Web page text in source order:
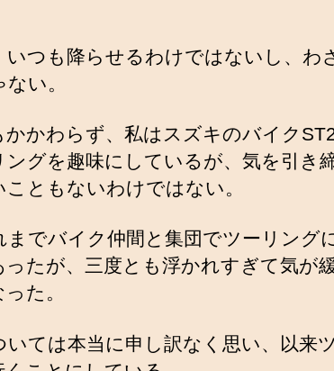
いつも降らせるわけではないし、わ
い。
かかわらず、私はスズキのバイク
ングを趣味にしているが、気を引き
こともないわけではない。
までバイク仲間と集団でツーリング
ったが、三度とも浮かれすぎて気が
た。
いては本当に申し訳なく思い、以来